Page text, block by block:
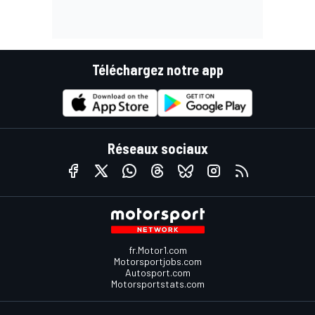
Téléchargez notre app
Réseaux sociaux
fr.Motor1.com
Motorsportjobs.com
Autosport.com
Motorsportstats.com